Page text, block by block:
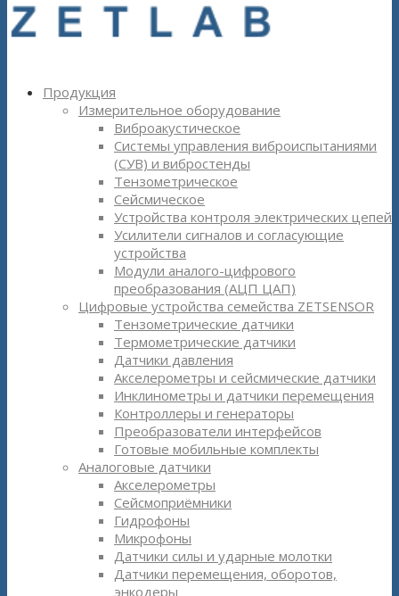
Продукция
Измерительное оборудование
Виброакустическое
Системы управления виброиспытаниями
(СУВ) и вибростенды
Тензометрическое
Сейсмическое
Устройства контроля электрических цепей
Усилители сигналов и согласующие
устройства
Модули аналого-цифрового
преобразования (АЦП ЦАП)
Цифровые устройства семейства ZETSENSOR
Тензометрические датчики
Термометрические датчики
Датчики давления
Акселерометры и сейсмические датчики
Инклинометры и датчики перемещения
Контроллеры и генераторы
Преобразователи интерфейсов
Готовые мобильные комплекты
Аналоговые датчики
Акселерометры
Сейсмоприёмники
Гидрофоны
Микрофоны
Датчики силы и ударные молотки
Датчики перемещения, оборотов,
энкодеры